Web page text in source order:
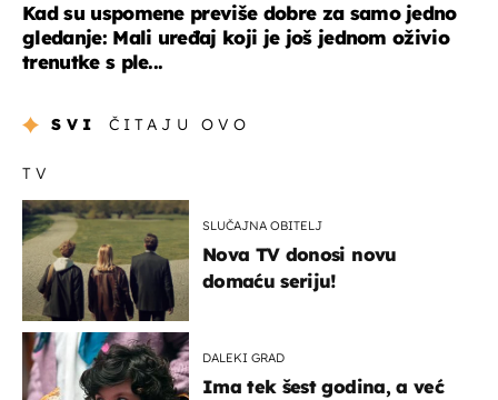
Kad su uspomene previše dobre za samo jedno
gledanje: Mali uređaj koji je još jednom oživio
trenutke s ple...
SVI ČITAJU OVO
TV
SLUČAJNA OBITELJ
Nova TV donosi novu
domaću seriju!
DALEKI GRAD
Ima tek šest godina, a već